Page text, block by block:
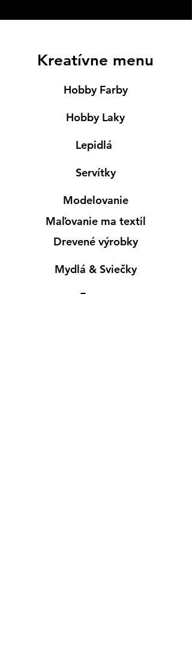
Kreatívne menu
Hobby Farby
Hobby Laky
Lepidlá
Servítky
Modelovanie
Maľovanie ma textil
Drevené výrobky
Mydlá & Sviečky
Formy